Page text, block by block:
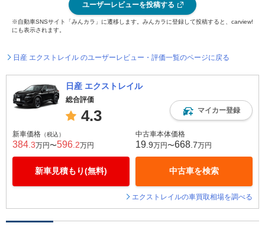
ユーザーレビューを投稿する
※自動車SNSサイト「みんカラ」に遷移します。みんカラに登録して投稿すると、carview!
にも表示されます。
日産 エクストレイル のユーザーレビュー・評価一覧のページに戻る
日産 エクストレイル
総合評価
4.3 マイカー登録
新車価格 （税込）
384 .3万円〜596 .2万円
新車見積もり(無料)
中古車本体価格
19 .9万円〜668 .7万円
中古車を検索
エクストレイルの車買取相場を調べる